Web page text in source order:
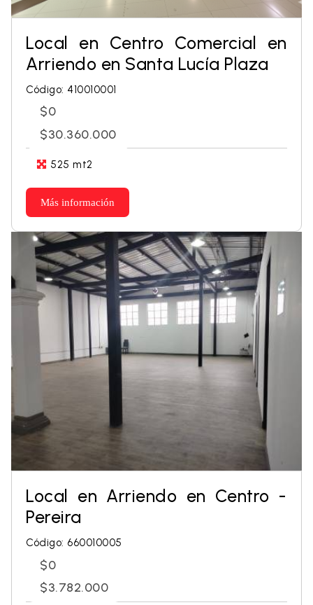
Local en Centro Comercial en
Arriendo en Santa Lucía Plaza
Código: 410010001
$0
$30.360.000
525 mt2
Más información
Local en Arriendo en Centro -
Pereira
Código: 660010005
$0
$3.782.000